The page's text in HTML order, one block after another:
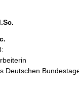
Deutschen